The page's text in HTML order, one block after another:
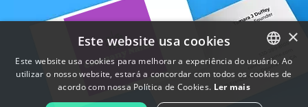
ENGLISH
FRENCH
×
Este website usa cookies
Este website usa cookies para melhorar a experiência do usuário. Ao
utilizar o nosso website, estará a concordar com todos os cookies de
acordo com nossa Política de Cookies. Ler mais